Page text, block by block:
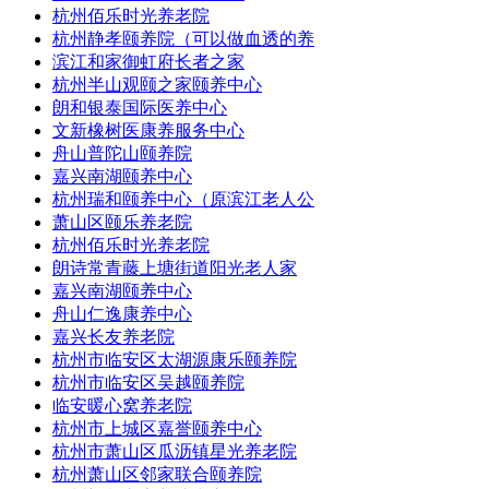
杭州佰乐时光养老院
杭州静孝颐养院（可以做血透的养
滨江和家御虹府长者之家
杭州半山观颐之家颐养中心
朗和银泰国际医养中心
文新橡树医康养服务中心
舟山普陀山颐养院
嘉兴南湖颐养中心
杭州瑞和颐养中心（原滨江老人公
萧山区颐乐养老院
杭州佰乐时光养老院
朗诗常青藤上塘街道阳光老人家
嘉兴南湖颐养中心
舟山仁逸康养中心
嘉兴长友养老院
杭州市临安区太湖源康乐颐养院
杭州市临安区吴越颐养院
临安暖心窝养老院
杭州市上城区嘉誉颐养中心
杭州市萧山区瓜沥镇星光养老院
杭州萧山区邻家联合颐养院